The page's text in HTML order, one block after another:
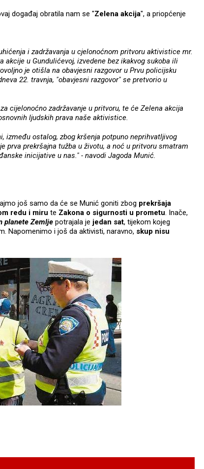
događaj obratila nam se "Zelena akcija", a priopćenje
i zadržavanja u cjelonoćnom pritvoru aktivistice mr.
akcije u Gundulićevoj, izvedene bez ikakvog sukoba ili
je otišla na obavjesni razgovor u Prvu policijsku
22. travnja, "obavjesni razgovor" se pretvorio u
cijelonoćno zadržavanje u pritvoru, te će Zelena akcija
ljudskih prava naše aktivistice.
između ostalog, zbog kršenja potpuno neprihvatljivog
prva prekršajna tužba u životu, a noć u pritvoru smatram
inicijative u nas." - navodi Jagoda Munić.
još samo da će se Munić goniti zbog prekršaja
redu i miru te Zakona o sigurnosti u prometu. Inače,
planete Zemlje potrajala je jedan sat, tijekom kojeg
Napomenimo i još da aktivisti, naravno, skup nisu